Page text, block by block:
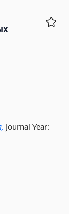
Journal Year: